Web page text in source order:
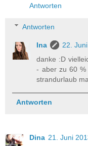
Antworten
Antworten
Ina
22.
danke :D
- aber zu 60 %
strandurlaub
Antworten
Dina 21. Juni